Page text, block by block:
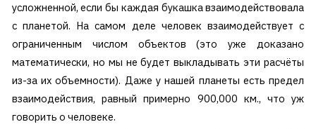
усложненной, если бы каждая букашка взаимодействовала
с планетой. На самом деле человек взаимодействует с
ограниченным числом объектов (это уже доказано
математически, но мы не будет выкладывать эти расчёты
из-за их объемности). Даже у нашей планеты есть предел
взаимодействия, равный примерно 900,000 км., что уж
говорить о человеке.